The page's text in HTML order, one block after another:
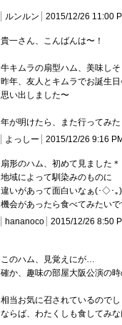
ルンルン 2015/12/26 11:00
貴一さん、こんばんは〜！
牛キムラの扇型ハム、美味しそ
昨年、友人とキムラでお誕生
思い出しました〜
年が明けたら、また行ってみ
よっしー
2015/12/26 9:16 PM
扇形のハム、初めて見ました＊
地域によって馴染みのものに
違いがあって面白いなぁ(･◇･｡)
機会があったら食べてみたいで
hananoco
2015/12/26 8:50
このハム、見覚えにが…
確か、趣味の部屋大阪公演の
相当お気に召されているので
ならば、わたくしも食してみな